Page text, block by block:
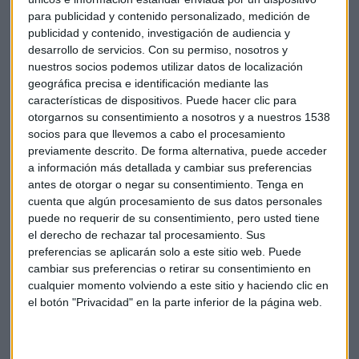
para publicidad y contenido personalizado, medición de
publicidad y contenido, investigación de audiencia y
desarrollo de servicios. Con su permiso, nosotros y
nuestros socios podemos utilizar datos de localización
geográfica precisa e identificación mediante las
características de dispositivos. Puede hacer clic para
otorgarnos su consentimiento a nosotros y a nuestros 1538
socios para que llevemos a cabo el procesamiento
previamente descrito. De forma alternativa, puede acceder
a información más detallada y cambiar sus preferencias
antes de otorgar o negar su consentimiento. Tenga en
cuenta que algún procesamiento de sus datos personales
puede no requerir de su consentimiento, pero usted tiene
el derecho de rechazar tal procesamiento. Sus
preferencias se aplicarán solo a este sitio web. Puede
cambiar sus preferencias o retirar su consentimiento en
cualquier momento volviendo a este sitio y haciendo clic en
el botón "Privacidad" en la parte inferior de la página web.
Aún así, Carbures confirmó su intención de saltar al
Mercado Continuo y anunció cambios en sus estados
financieros. "El consejo de administración de Carbures ha
tenido conocimiento de dudas comunicadas por PwC a la
luz de determinada información adicional que ha llegado a
su conocimiento acerca del carácter de la relación de la
matriz, Carbures Europe, en el desarrollo de su actividad en
España con entidades consideradas como terceros hasta la
actualidad", explicó.
Según la compañía, estas entidades formaban parte de lo
que denomina su "cluster" tecnológico (empresas con las
que se mantienen alianzas estratégicas y que han
evolucionado al mismo tiempo que Carbures y que
participan en la cadena de valor de los mismos productos y
servicios que la firma) y en el caso de que pudiesen
considerarse que no son terceros, podrían afectar a la